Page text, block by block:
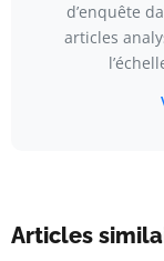
d’enquête
articles
Articles